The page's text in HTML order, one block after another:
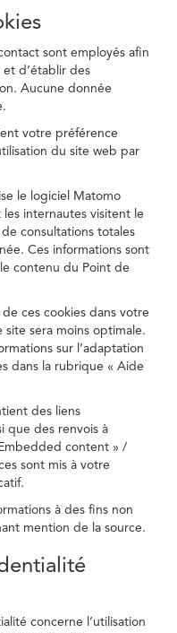
sont employés afin
et d’établir des
Aucune donnée
votre préférence
du site web par
le logiciel Matomo
internautes visitent le
consultations totales
Ces informations sont
contenu du Point de
ces cookies dans votre
site sera moins optimale.
sur l’adaptation
dans la rubrique « Aide
des liens
que des renvois à
content » /
sont mis à votre
à des fins non
mention de la source.
concerne l’utilisation